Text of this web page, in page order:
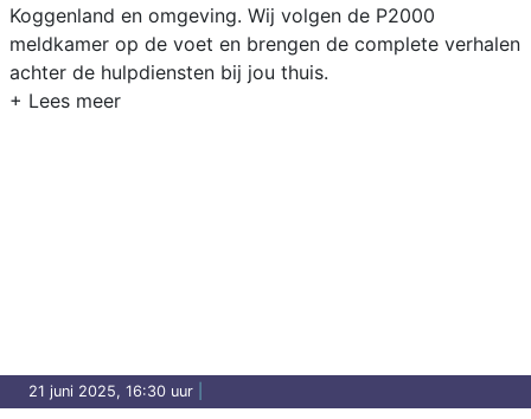
Koggenland en omgeving. Wij volgen de P2000
meldkamer op de voet en brengen de complete verhalen
achter de hulpdiensten bij jou thuis.
21 juni 2025, 16:30 uur